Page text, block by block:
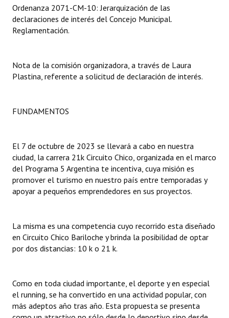
Organigrama
DOCUMENTOS
Proyectos Presentados
Actas de Sesión
Ejecución Presupuestaria
Actas de Audiencias Públicas
Comunicaciones
Declaraciones
Resoluciones de Presidencia
INSTITUCIONAL
Ordenanza 2071-CM-10: Jerarquización de las
declaraciones de interés del Concejo Municipal.
Reglamentación.
Nota de la comisión organizadora, a través de Laura
Plastina, referente a solicitud de declaración de interés.
FUNDAMENTOS
El 7 de octubre de 2023 se llevará a cabo en nuestra
ciudad, la carrera 21k Circuito Chico, organizada en el marco
del Programa 5 Argentina te incentiva, cuya misión es
promover el turismo en nuestro país entre temporadas y
apoyar a pequeños emprendedores en sus proyectos.
La misma es una competencia cuyo recorrido esta diseñado
en Circuito Chico Bariloche y brinda la posibilidad de optar
por dos distancias: 10 k o 21 k.
Como en toda ciudad importante, el deporte y en especial
el running, se ha convertido en una actividad popular, con
más adeptos año tras año. Esta propuesta se presenta